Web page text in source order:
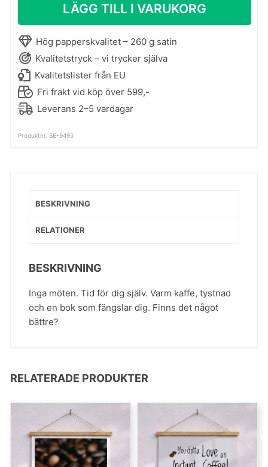
mängd
LÄGG TILL I VARUKORG
Hög papperskvalitet – 260 g satin
Kvalitetstryck – vi trycker själva
Kvalitetslister från EU
Fri frakt vid köp över 599,-
Leverans 2–5 vardagar
Produktnr. SE-9495
BESKRIVNING
RELATIONER
BESKRIVNING
Inga möten. Tid för dig själv. Varm kaffe, tystnad
och en bok som fängslar dig. Finns det något
bättre?
RELATERADE PRODUKTER